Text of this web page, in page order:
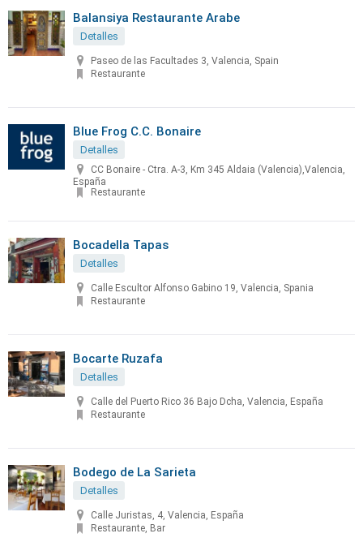
Balansiya Restaurante Arabe
Detalles
Paseo de las Facultades 3, Valencia, Spain
Restaurante
Blue Frog C.C. Bonaire
Detalles
CC Bonaire - Ctra. A-3, Km 345 Aldaia (Valencia),Valencia,
España
Restaurante
Bocadella Tapas
Detalles
Calle Escultor Alfonso Gabino 19, Valencia, Spania
Restaurante
Bocarte Ruzafa
Detalles
Calle del Puerto Rico 36 Bajo Dcha, Valencia, España
Restaurante
Bodego de La Sarieta
Detalles
Calle Juristas, 4, Valencia, España
Restaurante, Bar